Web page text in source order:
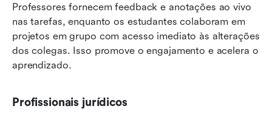
Professores fornecem feedback e anotações ao vivo
nas tarefas, enquanto os estudantes colaboram em
projetos em grupo com acesso imediato às alterações
dos colegas. Isso promove o engajamento e acelera o
aprendizado.
Profissionais jurídicos